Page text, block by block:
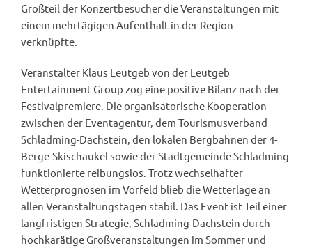
Großteil der Konzertbesucher die Veranstaltungen mit
einem mehrtägigen Aufenthalt in der Region
verknüpfte.
Veranstalter Klaus Leutgeb von der Leutgeb
Entertainment Group zog eine positive Bilanz nach der
Festivalpremiere. Die organisatorische Kooperation
zwischen der Eventagentur, dem Tourismusverband
Schladming-Dachstein, den lokalen Bergbahnen der 4-
Berge-Skischaukel sowie der Stadtgemeinde Schladming
funktionierte reibungslos. Trotz wechselhafter
Wetterprognosen im Vorfeld blieb die Wetterlage an
allen Veranstaltungstagen stabil. Das Event ist Teil einer
langfristigen Strategie, Schladming-Dachstein durch
hochkarätige Großveranstaltungen im Sommer und